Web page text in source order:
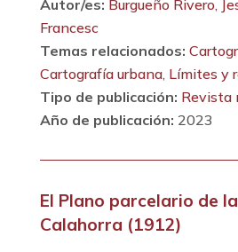
Autor/es: Burgueño Rivero,
Francesc
Temas relacionados:
Cartografía urbana, Límites y
Tipo de publicación: Revista
Año de publicación: 2023
El Plano parcelario de
Calahorra (1912)